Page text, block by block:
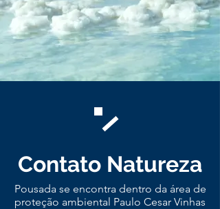
Contato Natureza
Pousada se encontra dentro da área de
proteção ambiental Paulo Cesar Vinhas